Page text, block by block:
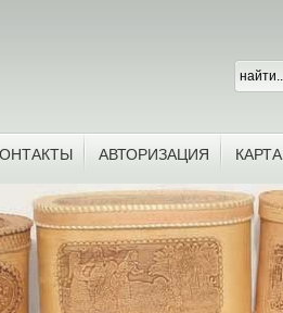
АВТОРИЗАЦИЯ КАРТА